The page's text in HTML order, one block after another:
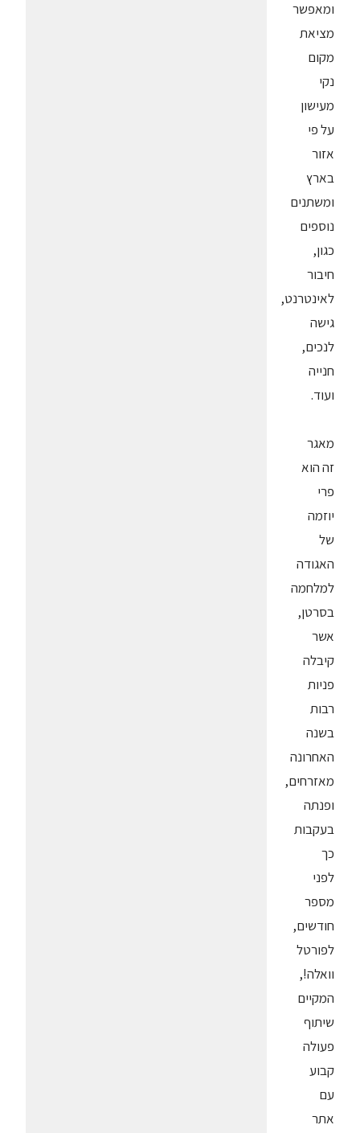
ומאפשר
מציאת
מקום
נקי
מעישון
על פי
אזור
בארץ
ומשתנים
נוספים
כגון,
חיבור
לאינטרנט,
גישה
לנכים,
חנייה
ועוד.
מאגר
זה הוא
פרי
יוזמה
של
האגודה
למלחמה
בסרטן,
אשר
קיבלה
פניות
רבות
בשנה
האחרונה
מאזרחים,
ופנתה
בעקבות
כך
לפני
מספר
חודשים,
לפורטל
וואלה!,
המקיים
שיתוף
פעולה
קבוע
עם
אתר